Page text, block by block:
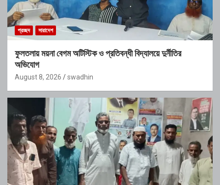
প্রচ্ছদ সারাদেশ
ফুলতলায় ময়না বেগম অটিস্টিক ও প্রতিবন্ধী বিদ্যালয়ে দুর্নীতির
অভিযোগ
August 8, 2026 swadhin